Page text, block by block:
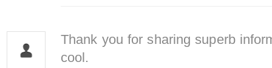
Thank you for sharing superb
cool.